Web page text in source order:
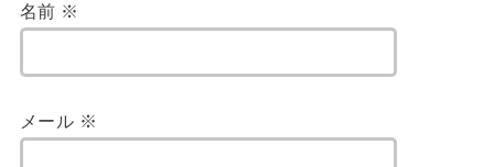
名前 ※
メール ※